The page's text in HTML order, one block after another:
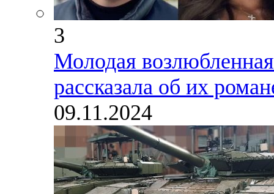
3
Молодая
рассказала об их
09.11.2024